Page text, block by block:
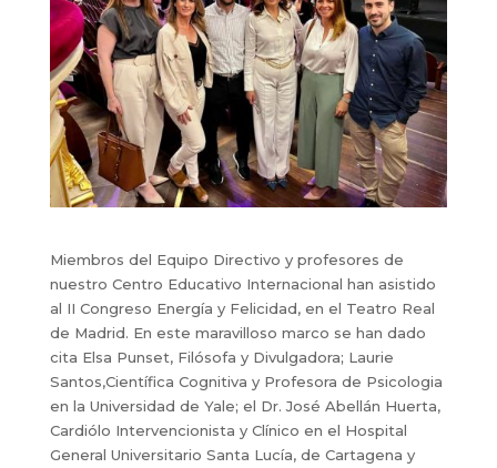
Miembros del Equipo Directivo y profesores de
nuestro Centro Educativo Internacional han asistido
al II Congreso Energía y Felicidad, en el Teatro Real
de Madrid. En este maravilloso marco se han dado
cita Elsa Punset, Filósofa y Divulgadora; Laurie
Santos,Científica Cognitiva y Profesora de Psicologia
en la Universidad de Yale; el Dr. José Abellán Huerta,
Cardiólo Intervencionista y Clínico en el Hospital
General Universitario Santa Lucía, de Cartagena y